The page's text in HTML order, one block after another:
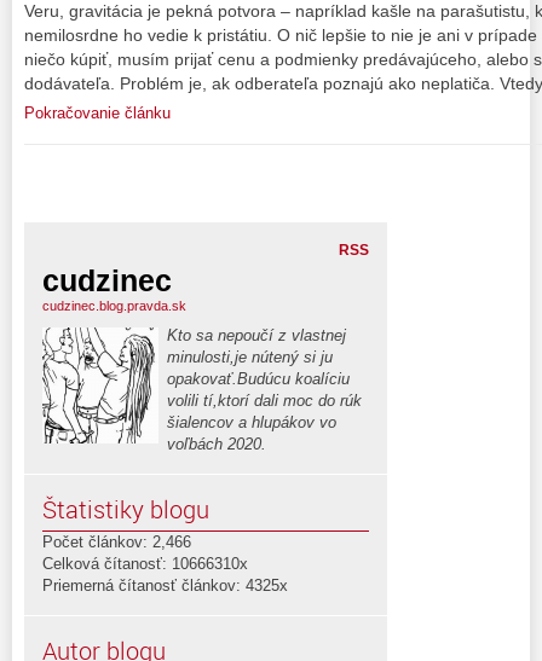
Veru, gravitácia je pekná potvora – napríklad kašle na parašutistu,
nemilosrdne ho vedie k pristátiu. O nič lepšie to nie je ani v
niečo kúpiť, musím prijať cenu a podmienky predávajúceho, alebo
dodávateľa. Problém je, ak odberateľa poznajú ako neplatiča.
Pokračovanie článku
RSS
cudzinec
cudzinec.blog.pravda.sk
Kto sa nepoučí z vlastnej
minulosti,je nútený si ju
opakovať.Budúcu koalíciu
volili tí,ktorí dali moc do rúk
šialencov a hlupákov vo
voľbách 2020.
Štatistiky blogu
Počet článkov: 2,466
Celková čítanosť: 10666310x
Priemerná čítanosť článkov: 4325x
Autor blogu